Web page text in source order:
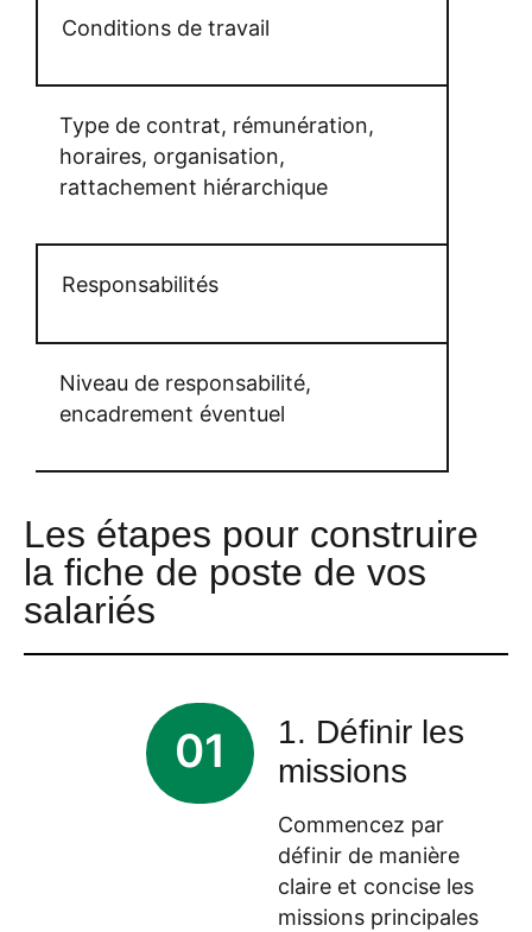
Conditions de travail
Type de contrat, rémunération,
horaires, organisation,
rattachement hiérarchique
Responsabilités
Niveau de responsabilité,
encadrement éventuel
Les étapes pour construire
la fiche de poste de vos
salariés
01
1. Définir les
missions
Commencez par
définir de manière
claire et concise les
missions principales